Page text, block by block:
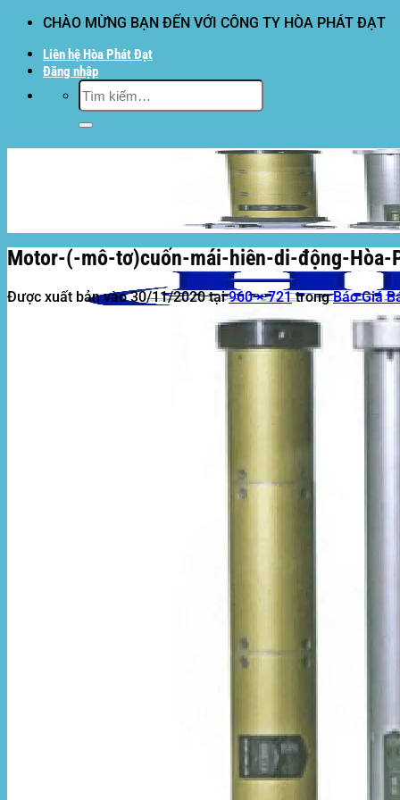
dung
CHÀO MỪNG BẠN ĐẾN VỚI CÔNG TY HÒA PHÁT ĐẠT
Liên hệ Hòa Phát Đạt
Đăng nhập
Tìm
kiếm:
Motor-(-mô-tơ)cuốn-mái-hiên-di-động-Hòa-
Được xuất bản vào30/11/2020tại960 × 721trongBáo Giá